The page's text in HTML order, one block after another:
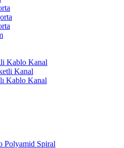
Kablo Kanal
Kanal
Kablo Kanal
Polyamid Spiral